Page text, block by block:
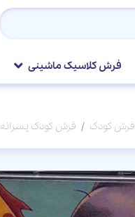
فرش کلاسیک ماشینی
فرش کودک فرش کودک پسرانه